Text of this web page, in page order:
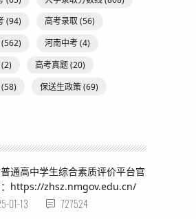
(94) 高考录取(56)
(562) 河南中考(4)
(2) 高考真题(20)
(58) 保送生政策(69)
通高中学生综合素质评价平台官
：https://zhsz.nmgov.edu.cn/
01-13 727524